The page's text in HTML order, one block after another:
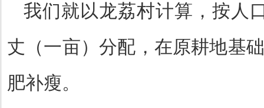
我们就以龙荔村计算，按人
丈（一亩）分配，在原耕地基
肥补瘦。